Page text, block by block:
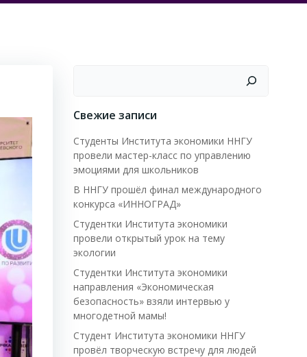
Свежие записи
Студенты Института экономики ННГУ
провели мастер-класс по управлению
эмоциями для школьников
В ННГУ прошёл финал международного
конкурса «ИННОГРАД»
Студентки Института экономики
провели открытый урок на тему
экологии
Студентки Института экономики
направления «Экономическая
безопасность» взяли интервью у
многодетной мамы!
Студент Института экономики ННГУ
провёл творческую встречу для людей